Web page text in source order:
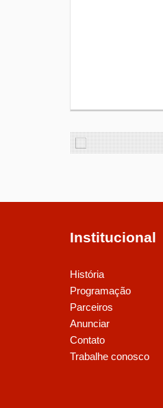
Institucional
História
Programação
Parceiros
Anunciar
Contato
Trabalhe conosco